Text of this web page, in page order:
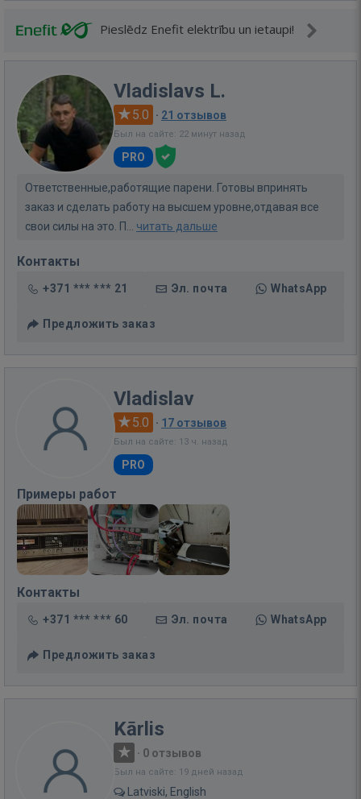
Pieslēdz Enefit elektrību un ietaupi!
Vladislavs L.
5.0 · 21 отзывов
Был на сайте: 22 минут назад
PRO
Ответственные,работящие парени. Готовы впринять
заказ и сделать работу на высшем уровне,отдавая все
свои силы на это. П... читать дальше
Контакты
+371 *** *** 21 Эл. почта WhatsApp
Предложить заказ
Vladislav
5.0 · 17 отзывов
Был на сайте: 13 ч. назад
PRO
Примеры работ
Контакты
+371 *** *** 60 Эл. почта WhatsApp
Предложить заказ
Kārlis
· 0 отзывов
Был на сайте: 19 дней назад
Latviski, English